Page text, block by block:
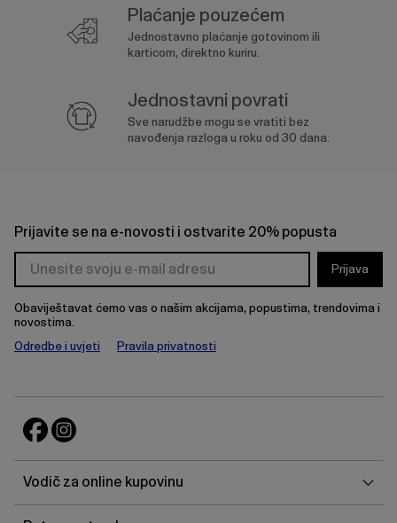
Plaćanje pouzećem
Jednostavno plaćanje gotovinom ili
karticom, direktno kuriru.
Jednostavni povrati
Sve narudžbe mogu se vratiti bez
navođenja razloga u roku od 30 dana.
Prijavite se na e-novosti i ostvarite 20% popusta
Prijava
Obaviještavat ćemo vas o našim akcijama, popustima, trendovima i
novostima.
Odredbe i uvjeti
Pravila privatnosti
Vodič za online kupovinu